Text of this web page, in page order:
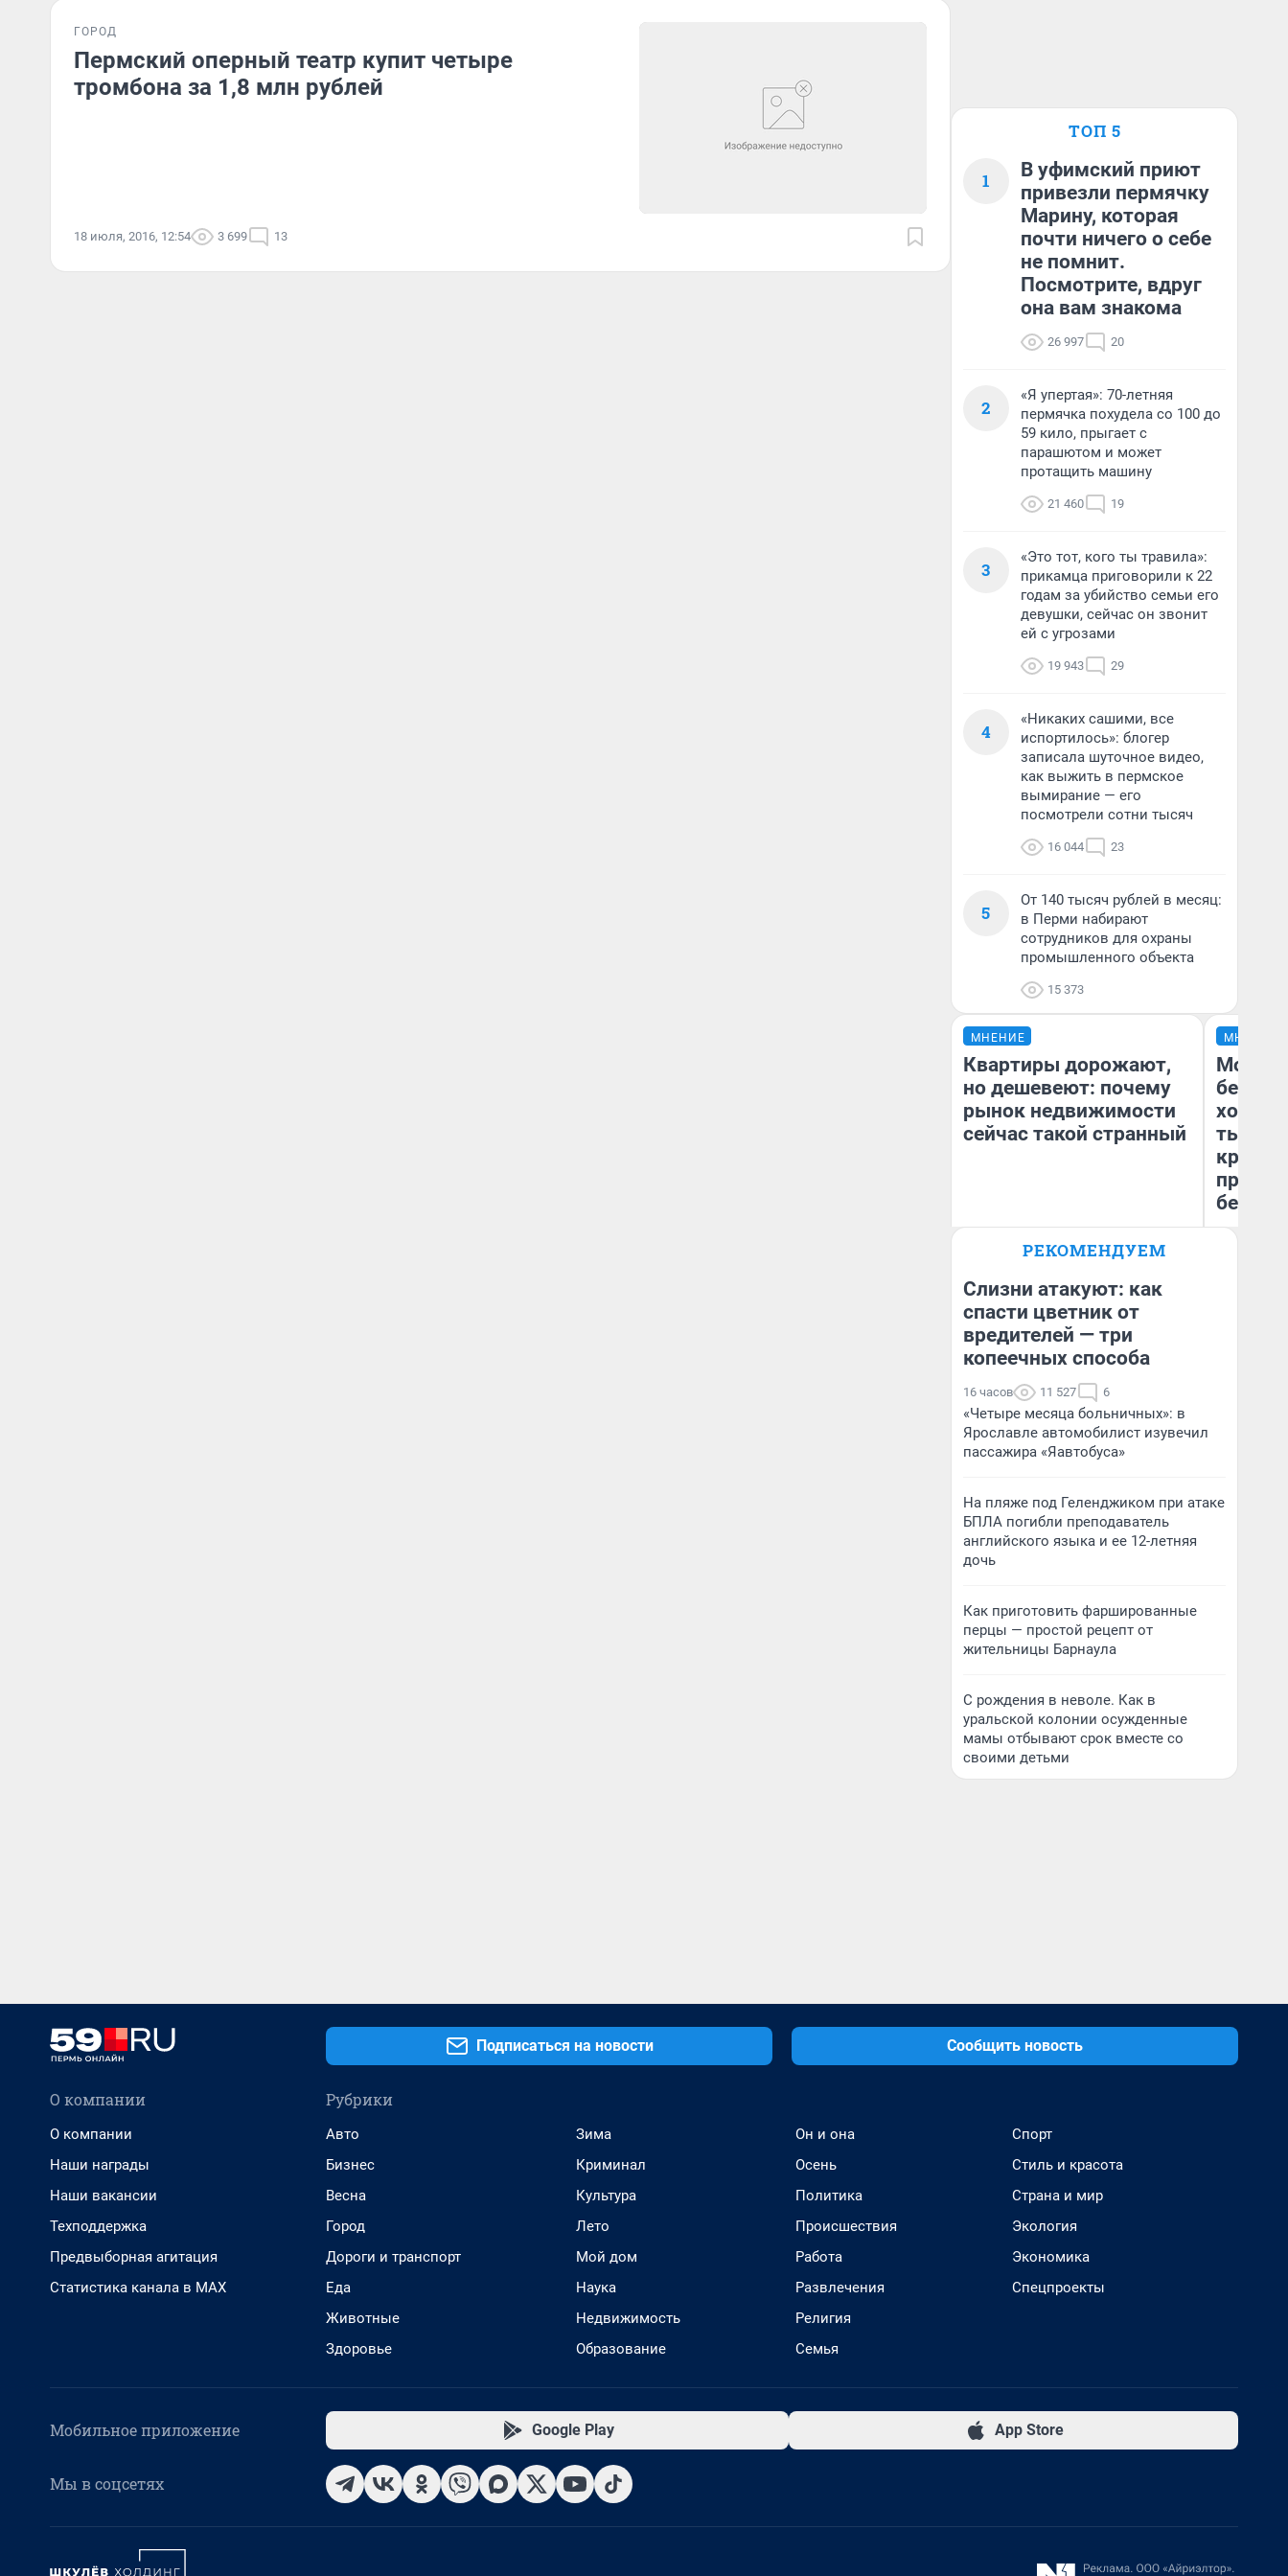
ГОРОД
Пермский оперный театр купит четыре
тромбона за 1,8 млн рублей
18 июля, 2016, 12:54 3 699 13
ТОП 5
1
В уфимский приют
привезли пермячку
Марину, которая
почти ничего о себе
не помнит.
Посмотрите, вдруг
она вам знакома
26 997 20
2
«Я упертая»: 70-летняя
пермячка похудела со 100 до
59 кило, прыгает с
парашютом и может
протащить машину
21 460 19
3
«Это тот, кого ты травила»:
прикамца приговорили к 22
годам за убийство семьи его
девушки, сейчас он звонит
ей с угрозами
19 943 29
4
«Никаких сашими, все
испортилось»: блогер
записала шуточное видео,
как выжить в пермское
вымирание — его
посмотрели сотни тысяч
16 044 23
5
От 140 тысяч рублей в месяц:
в Перми набирают
сотрудников для охраны
промышленного объекта
15 373
МНЕНИЕ
Квартиры дорожают,
но дешевеют: почему
рынок недвижимости
сейчас такой странный
Екатерина Торопова
недвижимости
МНЕНИЕ
Мой
хотела
тысяч,
РЕКОМЕНДУЕМ
Слизни атакуют: как
спасти цветник от
вредителей — три
копеечных способа
16 часов 11 527 6
«Четыре месяца больничных»: в
Ярославле автомобилист изувечил
пассажира «Яавтобуса»
На пляже под Геленджиком при атаке
БПЛА погибли преподаватель
английского языка и ее 12-летняя
дочь
Как приготовить фаршированные
перцы — простой рецепт от
жительницы Барнаула
С рождения в неволе. Как в
уральской колонии осужденные
мамы отбывают срок вместе со
своими детьми
Подписаться на новости Сообщить новость
О компании
О компании
Наши награды
Наши вакансии
Техподдержка
Предвыборная агитация
Статистика канала в MAX
Рубрики
Авто
Бизнес
Весна
Город
Дороги и транспорт
Еда
Животные
Здоровье
Зима
Криминал
Культура
Лето
Мой дом
Наука
Недвижимость
Образование
Он и она
Осень
Политика
Происшествия
Работа
Развлечения
Религия
Семья
Спорт
Стиль и красота
Страна и мир
Экология
Экономика
Спецпроекты
Мобильное приложение Google Play App Store
Мы в соцсетях